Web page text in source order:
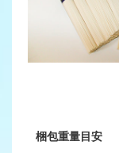
梱包重量目安